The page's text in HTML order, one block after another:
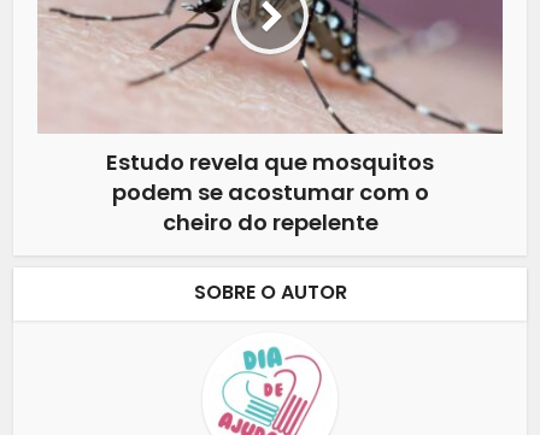
Estudo revela que mosquitos
podem se acostumar com o
cheiro do repelente
SOBRE O AUTOR